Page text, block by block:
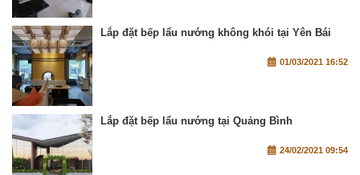
Lắp đặt bếp lẩu nướng không khói tại Yên Bái
01/03/2021 16:52
Lắp đặt bếp lẩu nướng tại Quảng Bình
24/02/2021 09:54